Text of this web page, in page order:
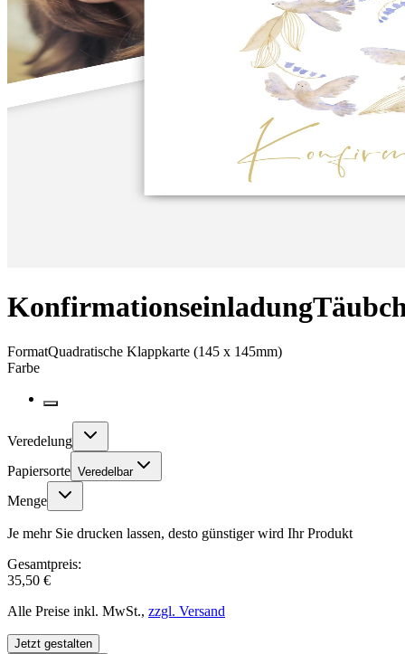
Konfirmationseinladung
FormatQuadratische Klappkarte (145 x 145mm)
Farbe
Veredelung
Papiersorte Veredelbar
Menge
Je mehr Sie drucken lassen, desto günstiger wird Ihr Produkt
Gesamtpreis:
35,50 €
Alle Preise inkl. MwSt., zzgl. Versand
Jetzt gestalten